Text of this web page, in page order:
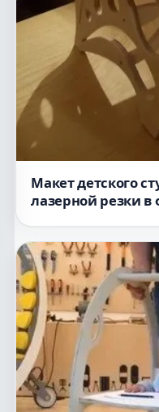
Макет детского
лазерной резки